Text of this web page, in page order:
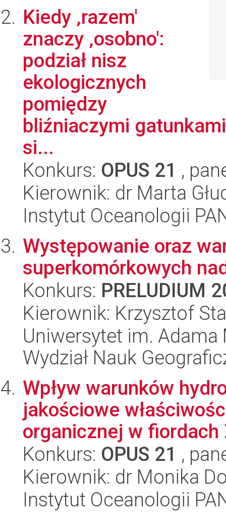
Kiedy ‚razem'
znaczy ‚osobno':
podział nisz
ekologicznych
pomiędzy
bliźniaczymi
si...
Konkurs: OPUS 21 ,
Kierownik: dr Marta
Instytut Oceanologii
Występowanie oraz
superkomórkowych
Konkurs: PRELUDIUM
Kierownik: Krzysztof
Uniwersytet im.
Wydział Nauk
Wpływ warunków
jakościowe
organicznej w fiordach
Konkurs: OPUS 21 ,
Kierownik: dr Monika
Instytut Oceanologii